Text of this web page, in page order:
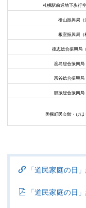
札幌駅前通地下歩行
檜山振興局（
根室振興局（
後志総合振興局
渡島総合振興局
宗谷総合振興局
胆振総合振興局
美幌町民会館・びほ
「道民家庭の日
「道民家庭の日